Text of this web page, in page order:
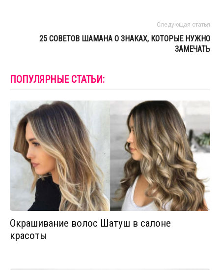
Следующая статья
25 СОВЕТОВ ШАМАНА О ЗНАКАХ, КОТОРЫЕ НУЖНО
ЗАМЕЧАТЬ
ПОПУЛЯРНЫЕ СТАТЬИ:
Окрашивание волос Шатуш в салоне
красоты